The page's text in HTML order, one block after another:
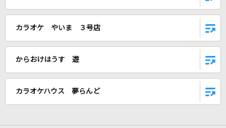
VALENTI
BoA
伊織
カラオケ やいま ３号店
からおけはうす 遊
カラオケハウス 夢らんど